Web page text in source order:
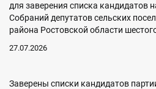
для заверения списка кандидатов
Собраний депутатов сельских
района Ростовской области
27.07.2026
Заверены списки кандидатов